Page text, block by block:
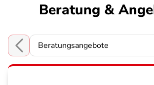
Beratung &
Choose a section